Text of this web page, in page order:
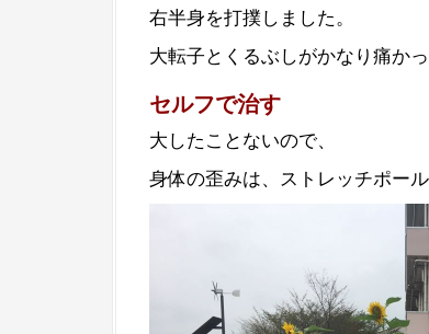
右半身を打撲しました。
大転子とくるぶしがかなり痛かっ
セルフで治す
大したことないので、
身体の歪みは、ストレッチポー